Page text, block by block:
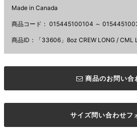
Made in Canada
商品コード： 015445100104 ～
商品ID：「33606」8oz CREW LONG / CML
商品のお問い合
サイズ問い合わせフ